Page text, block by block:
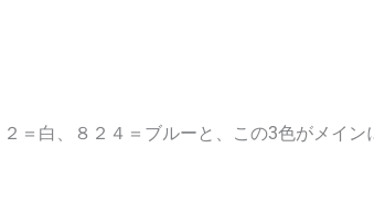
＝白、８２４＝ブルーと、この3色がメイン